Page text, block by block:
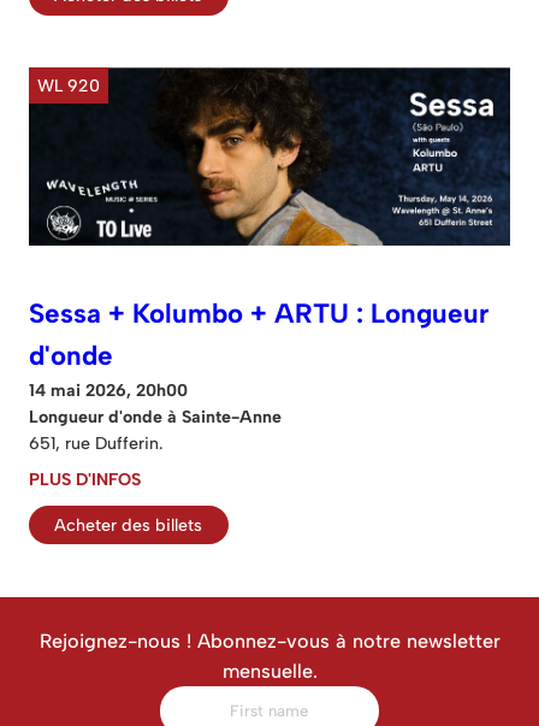
WL 920
Sessa + Kolumbo + ARTU : Longueur
d'onde
14 mai 2026, 20h00
Longueur d'onde à Sainte-Anne
651, rue Dufferin.
PLUS D'INFOS
Acheter des billets
Rejoignez-nous ! Abonnez-vous à notre newsletter
mensuelle.